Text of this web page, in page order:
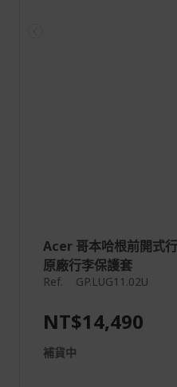
Acer 哥本哈根前開式
原廠行李保護套
Ref. GP.LUG11.02U
NT$14,490
補貨中